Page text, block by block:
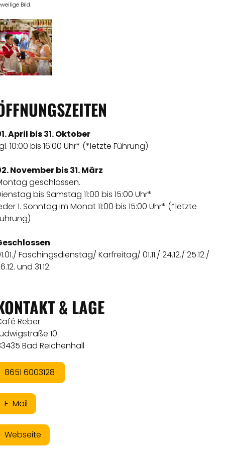
Bild.
April bis 31. Oktober
10:00 bis 16:00 Uhr* (*letzte Führung)
November bis 31. März
geschlossen.
bis Samstag 11:00 bis 15:00 Uhr*
1. Sonntag im Monat 11:00 bis 15:00 Uhr* (*letzte
Faschingsdienstag/ Karfreitag/ 01.11./ 24.12./ 25.12./
und 31.12.
& LAGE
Reber
10
Bad Reichenhall
8651 6003128
E-Mail
Webseite